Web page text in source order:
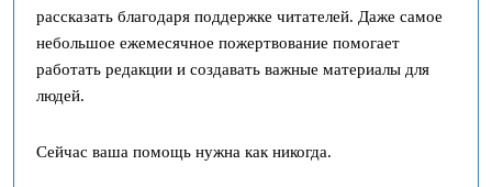
рассказать благодаря поддержке читателей. Даже самое
небольшое ежемесячное пожертвование помогает
работать редакции и создавать важные материалы для
людей.
Сейчас ваша помощь нужна как никогда.